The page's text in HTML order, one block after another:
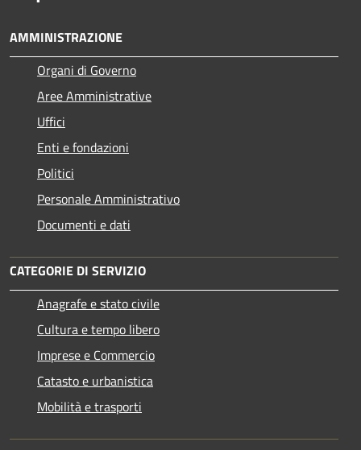
AMMINISTRAZIONE
Organi di Governo
Aree Amministrative
Uffici
Enti e fondazioni
Politici
Personale Amministrativo
Documenti e dati
CATEGORIE DI SERVIZIO
Anagrafe e stato civile
Cultura e tempo libero
Imprese e Commercio
Catasto e urbanistica
Mobilità e trasporti